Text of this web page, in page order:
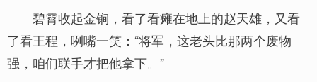
碧霄收起金锏，看了看瘫在地上的赵天雄，又看
了看王程，咧嘴一笑：“将军，这老头比那两个废物
强，咱们联手才把他拿下。”